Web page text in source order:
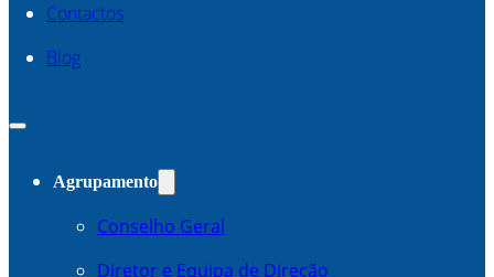
Contactos
Blog
Agrupamento
Conselho Geral
Diretor e Equipa de Direção